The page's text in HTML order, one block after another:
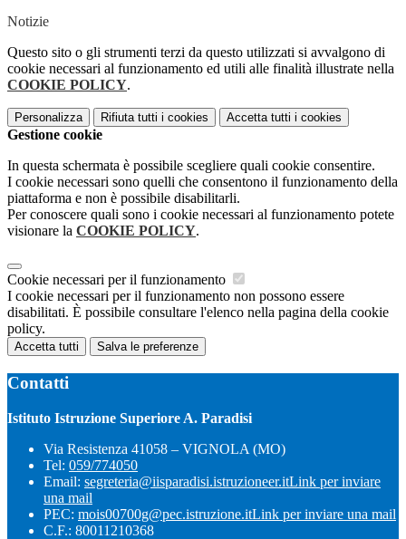
Notizie
Questo sito o gli strumenti terzi da questo utilizzati si avvalgono di
cookie necessari al funzionamento ed utili alle finalità illustrate nella
COOKIE POLICY.
Personalizza Rifiuta tutti i cookies Accetta tutti i cookies
Gestione cookie
In questa schermata è possibile scegliere quali cookie consentire.
I cookie necessari sono quelli che consentono il funzionamento della
piattaforma e non è possibile disabilitarli.
Per conoscere quali sono i cookie necessari al funzionamento potete
visionare la COOKIE POLICY.
Cookie necessari per il funzionamento
I cookie necessari per il funzionamento non possono essere
disabilitati. È possibile consultare l'elenco nella pagina della cookie
policy.
Accetta tutti Salva le preferenze
Contatti
Istituto Istruzione Superiore A. Paradisi
Via Resistenza 41058 – VIGNOLA (MO)
Tel: 059/774050
Email: segreteria@iisparadisi.istruzioneer.itLink per inviare
una mail
PEC: mois00700g@pec.istruzione.itLink per inviare una mail
C.F.: 80011210368